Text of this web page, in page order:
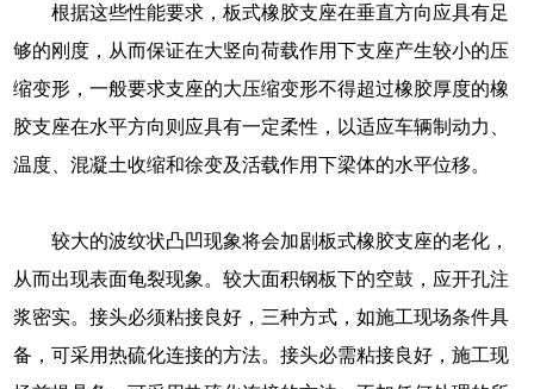
根据这些性能要求，板式橡胶支座在垂直方向应具有足
够的刚度，从而保证在大竖向荷载作用下支座产生较小的压
缩变形，一般要求支座的大压缩变形不得超过橡胶厚度的橡
胶支座在水平方向则应具有一定柔性，以适应车辆制动力、
温度、混凝土收缩和徐变及活载作用下梁体的水平位移。
较大的波纹状凸凹现象将会加剧板式橡胶支座的老化，
从而出现表面龟裂现象。较大面积钢板下的空鼓，应开孔注
浆密实。接头必须粘接良好，三种方式，如施工现场条件具
备，可采用热硫化连接的方法。接头必需粘接良好，施工现